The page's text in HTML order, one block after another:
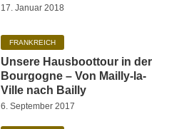
17. Januar 2018
FRANKREICH
Unsere Hausboottour in der
Bourgogne – Von Mailly-la-
Ville nach Bailly
6. September 2017